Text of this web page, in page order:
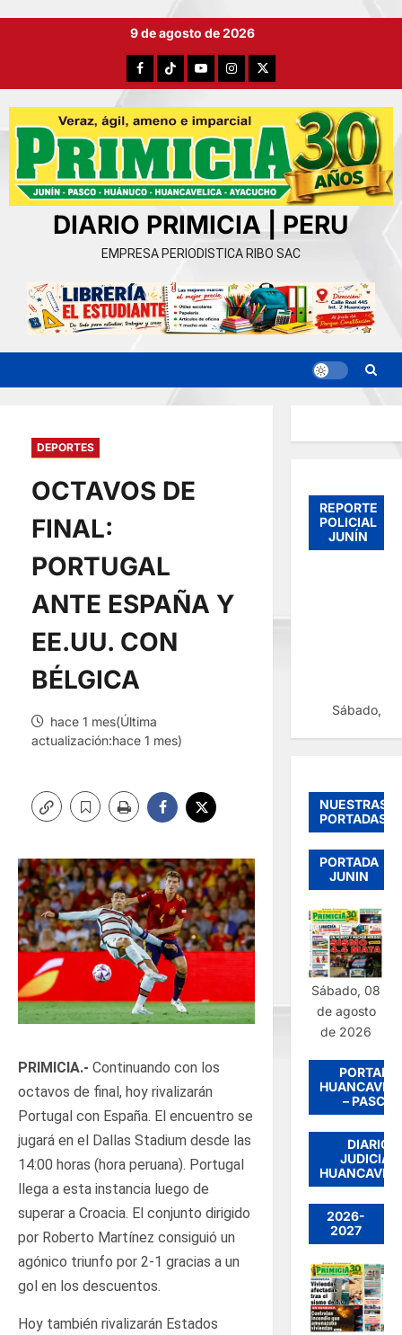
9 de agosto de 2026
FacebookTikTokYouTubeInstagram
X
DIARIO PRIMICIA | PERU
EMPRESA PERIODISTICA RIBO SAC
DEPORTES
OCTAVOS DE
FINAL:
PORTUGAL
ANTE ESPAÑA Y
EE.UU. CON
BÉLGICA
hace 1 mes(Última
actualización:hace 1 mes)
PRIMICIA.- Continuando con los
octavos de final, hoy rivalizarán
Portugal con España. El encuentro se
jugará en el Dallas Stadium desde las
14:00 horas (hora peruana). Portugal
llega a esta instancia luego de
superar a Croacia. El conjunto dirigido
por Roberto Martínez consiguió un
agónico triunfo por 2-1 gracias a un
gol en los descuentos.
Hoy también rivalizarán Estados
REPORTE
POLICIAL
JUNÍN
Sábado,
NUESTRAS
PORTADAS
PORTADA
JUNIN
Sábado, 08
de agosto
de 2026
PORTADA
– PASCO
DIARIO
JUDICIAL
2026-
2027